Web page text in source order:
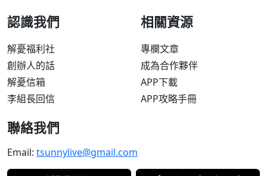
認識我們
解憂福利社
創辦人的話
解憂信箱
李組長回信
相關資源
專欄文章
成為合作夥伴
APP下載
APP攻略手冊
聯絡我們
Email: tsunnylive@gmail.com